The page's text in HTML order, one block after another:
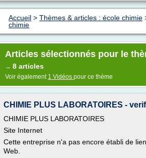
Accueil > Thèmes & articles : école chimie
chimie
Articles sélectionnés pour le
→ 8 articles
Voir également 1 Vidéos pour ce thème
CHIMIE PLUS LABORATOIRES -
CHIMIE PLUS LABORATOIRES
Site Internet
Cette entreprise n'a pas encore établi de
Web.